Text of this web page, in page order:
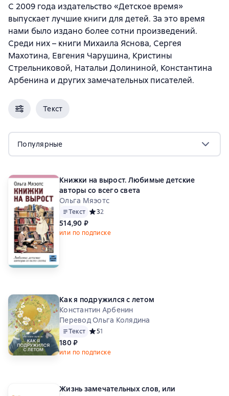
С 2009 года издательство «Детское время»
выпускает лучшие книги для детей. За это время
нами было издано более сотни произведений.
Среди них – книги Михаила Яснова, Сергея
Махотина, Евгения Чарушина, Кристины
Стрельниковой, Натальи Долининой, Константина
Арбенина и других замечательных писателей.
Текст
Популярные
Книжки на вырост. Любимые детские
авторы со всего света
Ольга Мяэотс
Текст Средний рейтинг 3 на основе 2 оценок
32
514,90 ₽
или по подписке
Как я подружился с летом
Константин Арбенин
Перевод Ольга Колядина
Текст Средний рейтинг 5 на основе 1 оценок
51
180 ₽
или по подписке
Жизнь замечательных слов, или